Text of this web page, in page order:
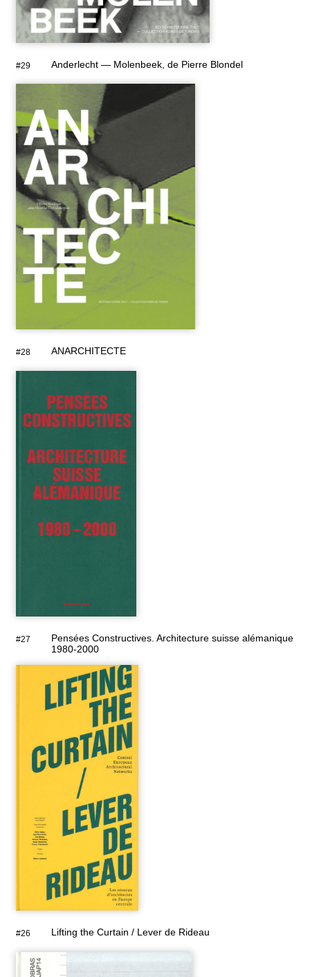
#29 Anderlecht — Molenbeek, de Pierre Blondel
#28 ANARCHITECTE
#27
Pensées Constructives. Architecture suisse alémanique
1980-2000
#26 Lifting the Curtain / Lever de Rideau